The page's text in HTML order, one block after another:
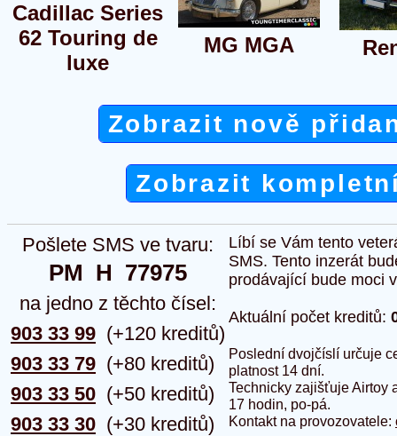
Cadillac Series
62 Touring de
luxe
MG MGA
Zobrazit nově
Zobrazit
Pošlete SMS ve tvaru:
PM  H  77975
na jedno z těchto čísel:
903 33 99
903 33 79
903 33 50
903 33 30
(+120 kreditů)
(+80 kreditů)
(+50 kreditů)
(+30 kreditů)
Líbí se Vám tento
SMS. Tento inzerát
prodávající bude moci
Aktuální počet kreditů:
Poslední dvojčíslí určuje
platnost 14 dní.
Technicky zajišťuje Airtoy
17 hodin, po-pá.
Kontakt na provozovatele: